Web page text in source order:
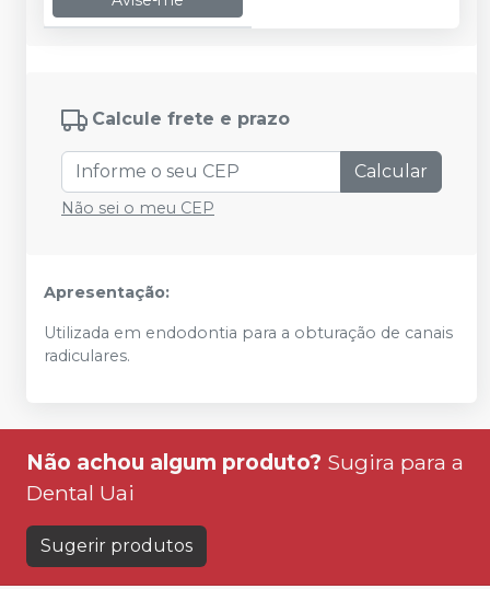
Calcule frete e prazo
Calcular
Não sei o meu CEP
Apresentação:
Utilizada em endodontia para a obturação de canais
radiculares.
Não achou algum produto? Sugira para a
Dental Uai
Sugerir produtos